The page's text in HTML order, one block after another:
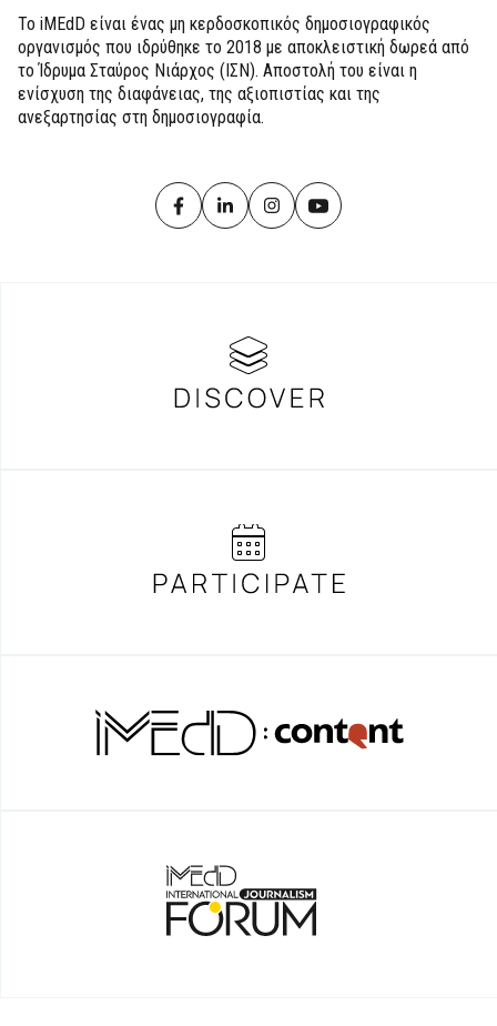
Το iMEdD είναι ένας μη κερδοσκοπικός δημοσιογραφικός
οργανισμός που ιδρύθηκε το 2018 με αποκλειστική δωρεά από
το Ίδρυμα Σταύρος Νιάρχος (ΙΣΝ). Αποστολή του είναι η
ενίσχυση της διαφάνειας, της αξιοπιστίας και της
ανεξαρτησίας στη δημοσιογραφία.